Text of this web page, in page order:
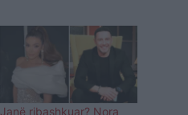
Janë ribashkuar? Nora